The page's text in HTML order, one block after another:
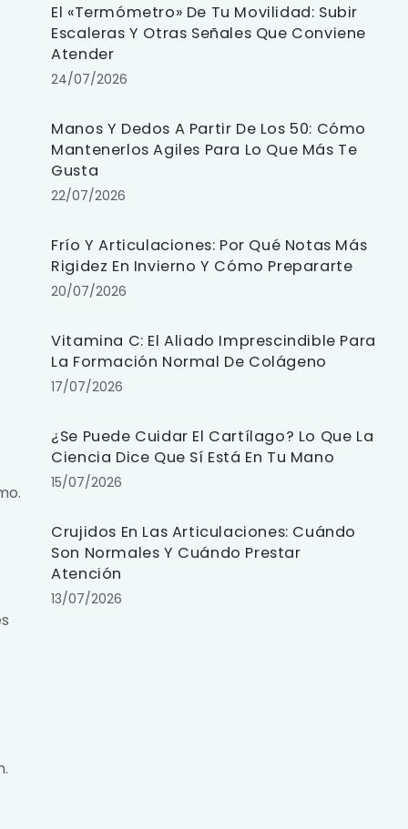
El «Termómetro» De Tu Movilidad: Subir
Escaleras Y Otras Señales Que Conviene
Atender
24/07/2026
Manos Y Dedos A Partir De Los 50: Cómo
Mantenerlos Agiles Para Lo Que Más Te
Gusta
22/07/2026
Frío Y Articulaciones: Por Qué Notas Más
Rigidez En Invierno Y Cómo Prepararte
20/07/2026
Vitamina C: El Aliado Imprescindible Para
La Formación Normal De Colágeno
17/07/2026
¿Se Puede Cuidar El Cartílago? Lo Que La
Ciencia Dice Que Sí Está En Tu Mano
15/07/2026
Crujidos En Las Articulaciones: Cuándo
Son Normales Y Cuándo Prestar
Atención
13/07/2026